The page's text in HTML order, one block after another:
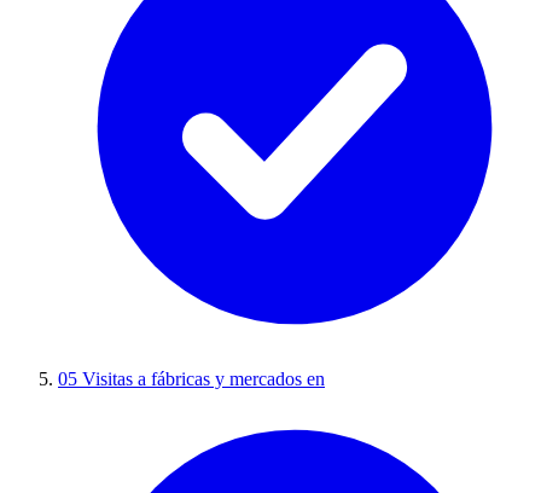
05 Visitas a fábricas y mercados en